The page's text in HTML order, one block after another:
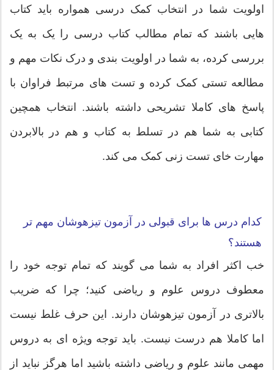
اولویت شما در انتخاب کمک درسی همواره باید کتاب
هایی باشند که تمام مطالب کتاب درسی را یک به یک
بررسی کرده، به شما در اولویت بندی و درک نکات مهم و
مطالعه تستی کمک کرده و تست های مرتبط فراوان با
پاسخ های کاملا تشریحی داشته باشند. انتخاب همچین
کتابی به شما هم در تسلط به کتاب و هم در بالابردن
مهارت خای تست زنی کمک می کند.
کدام درس ها برای قبولی در آزمون تیزهوشان مهم تر
هستند؟
خب اکثر افراد به شما می گویند که تمام توجه خود را
معطوف دروس علوم و ریاضی کنید؛ چرا که ضریب
بالاتری در آزمون تیزهوشان دارند. این حرف غلط نیست
اما کاملا هم درست نیست. باید توجه ویژه ای به دروس
مهمی مانند علوم و ریاضی داشته باشید اما هرگز نباید از